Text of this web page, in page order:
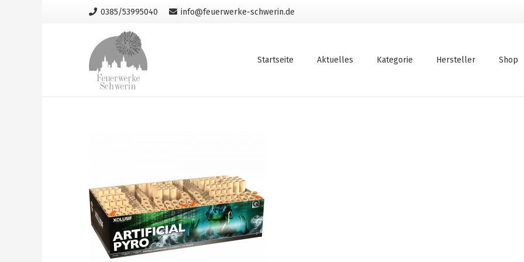
0385/53995040 info@feuerwerke-schwerin.de
Startseite Aktuelles Kategorie Hersteller Shop